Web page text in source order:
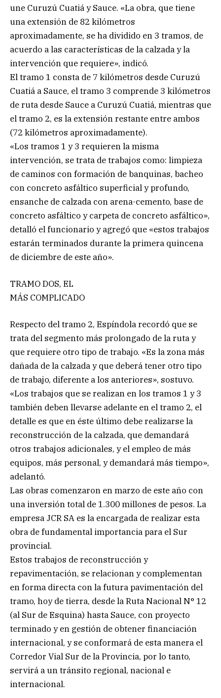
une Curuzú Cuatiá y Sauce. «La obra, que tiene
una extensión de 82 kilómetros
aproximadamente, se ha dividido en 3 tramos, de
acuerdo a las características de la calzada y la
intervención que requiere», indicó.
El tramo 1 consta de 7 kilómetros desde Curuzú
Cuatiá a Sauce, el tramo 3 comprende 3 kilómetros
de ruta desde Sauce a Curuzú Cuatiá, mientras que
el tramo 2, es la extensión restante entre ambos
(72 kilómetros aproximadamente).
«Los tramos 1 y 3 requieren la misma
intervención, se trata de trabajos como: limpieza
de caminos con formación de banquinas, bacheo
con concreto asfáltico superficial y profundo,
ensanche de calzada con arena-cemento, base de
concreto asfáltico y carpeta de concreto asfáltico»,
detalló el funcionario y agregó que «estos trabajos
estarán terminados durante la primera quincena
de diciembre de este año».
TRAMO DOS, EL
MÁS COMPLICADO
Respecto del tramo 2, Espíndola recordó que se
trata del segmento más prolongado de la ruta y
que requiere otro tipo de trabajo. «Es la zona más
dañada de la calzada y que deberá tener otro tipo
de trabajo, diferente a los anteriores», sostuvo.
«Los trabajos que se realizan en los tramos 1 y 3
también deben llevarse adelante en el tramo 2, el
detalle es que en éste último debe realizarse la
reconstrucción de la calzada, que demandará
otros trabajos adicionales, y el empleo de más
equipos, más personal, y demandará más tiempo»,
adelantó.
Las obras comenzaron en marzo de este año con
una inversión total de 1.300 millones de pesos. La
empresa JCR SA es la encargada de realizar esta
obra de fundamental importancia para el Sur
provincial.
Estos trabajos de reconstrucción y
repavimentación, se relacionan y complementan
en forma directa con la futura pavimentación del
tramo, hoy de tierra, desde la Ruta Nacional N° 12
(al Sur de Esquina) hasta Sauce, con proyecto
terminado y en gestión de obtener financiación
internacional, y se conformará de esta manera el
Corredor Vial Sur de la Provincia, por lo tanto,
servirá a un tránsito regional, nacional e
internacional.